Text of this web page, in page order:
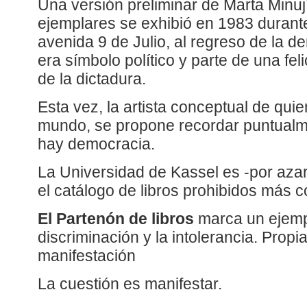
Una versión preliminar de Marta
ejemplares se exhibió en 1983
avenida 9 de Julio, al regreso de la
era símbolo político y parte de una
de la dictadura.
Esta vez, la artista conceptual de
mundo, se propone recordar
hay democracia.
La Universidad de Kassel es -por
el catálogo de libros prohibidos más
El Partenón de libros marca un
discriminación y la intolerancia.
manifestación
La cuestión es manifestar.